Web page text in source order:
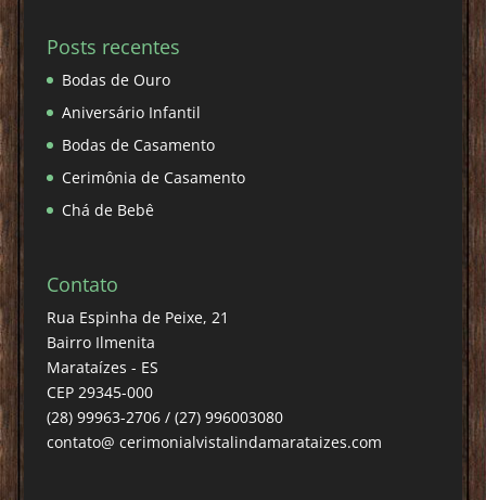
Posts recentes
Bodas de Ouro
Aniversário Infantil
Bodas de Casamento
Cerimônia de Casamento
Chá de Bebê
Contato
Rua Espinha de Peixe, 21
Bairro Ilmenita
Marataízes - ES
CEP 29345-000
(28) 99963-2706 / (27) 996003080
contato@ cerimonialvistalindamarataizes.com